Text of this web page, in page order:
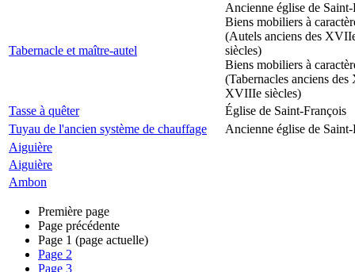
Tabernacle et maître-autel
Ancienne église de Saint-
Biens mobiliers à
(Autels anciens des
siècles)
Biens mobiliers à
(Tabernacles anciens
XVIIIe siècles)
Tasse à quêter
Église de Saint-François
Tuyau de l'ancien système de chauffage
Ancienne église de Saint-
Aiguière
Aiguière
Ambon
Première page
Page précédente
Page 1 (page actuelle)
Page 2
Page 3